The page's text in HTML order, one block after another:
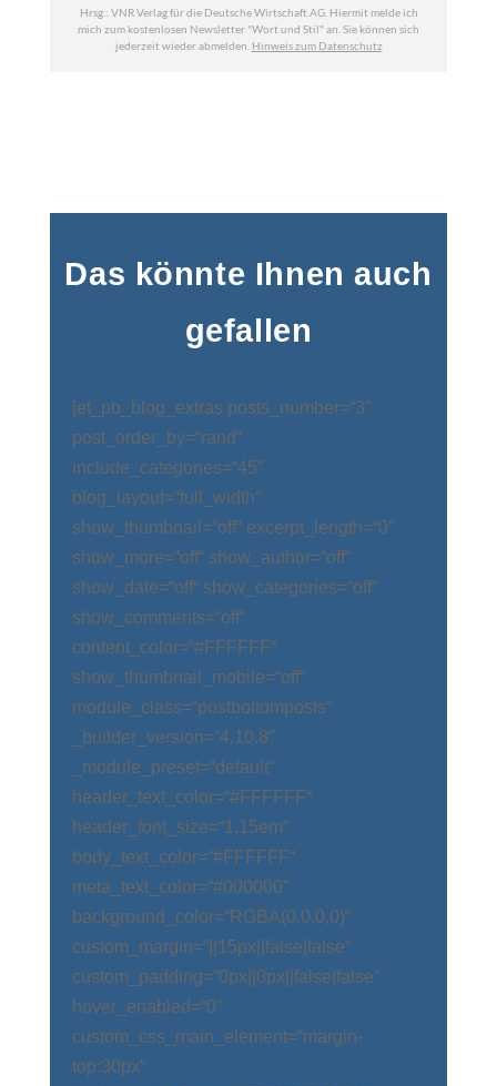
Das könnte Ihnen auch
gefallen
[et_pb_blog_extras posts_number=“3″
post_order_by=“rand“
include_categories=“45″
blog_layout=“full_width“
show_thumbnail=“off“ excerpt_length=“0″
show_more=“off“ show_author=“off“
show_date=“off“ show_categories=“off“
show_comments=“off“
content_color=“#FFFFFF“
show_thumbnail_mobile=“off“
module_class=“postbottomposts“
_builder_version=“4.10.8″
_module_preset=“default“
header_text_color=“#FFFFFF“
header_font_size=“1.15em“
body_text_color=“#FFFFFF“
meta_text_color=“#000000″
background_color=“RGBA(0,0,0,0)“
custom_margin=“||15px||false|false“
custom_padding=“0px||0px||false|false“
hover_enabled=“0″
custom_css_main_element=“margin-
top:30px“